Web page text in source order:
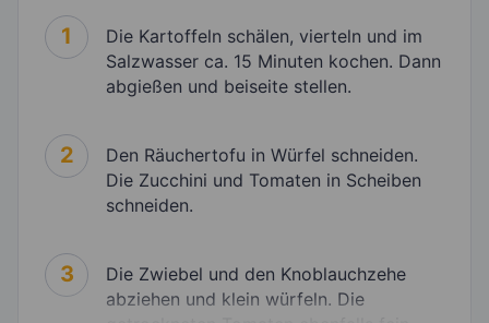
1
Die Kartoffeln schälen, vierteln und im
Salzwasser ca. 15 Minuten kochen. Dann
abgießen und beiseite stellen.
2
Den Räuchertofu in Würfel schneiden.
Die Zucchini und Tomaten in Scheiben
schneiden.
3
Die Zwiebel und den Knoblauchzehe
abziehen und klein würfeln. Die